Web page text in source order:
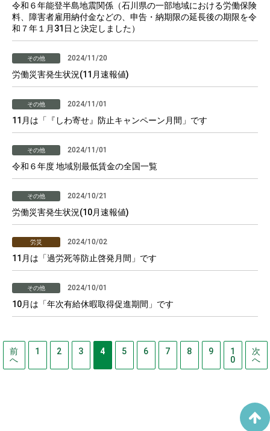
令和６年能登半島地震関係（石川県の一部地域における労働保険
料、障害者雇用納付金などの、申告・納期限の延長後の期限を令
和７年１月31日と決定しました）
その他 2024/11/20
労働災害発生状況(11月速報値)
その他 2024/11/01
11月は「『しわ寄せ』防止キャンペーン月間」です
その他 2024/11/01
令和６年度 地域別最低賃金の全国一覧
その他 2024/10/21
労働災害発生状況(10月速報値)
労災 2024/10/02
11月は「過労死等防止啓発月間」です
その他 2024/10/01
10月は「年次有給休暇取得促進期間」です
前
へ
1 2 3 4 5 6 7 8 9
1
0
次
へ